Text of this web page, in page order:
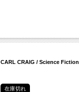
CARL CRAIG / Science Fiction
在庫切れ